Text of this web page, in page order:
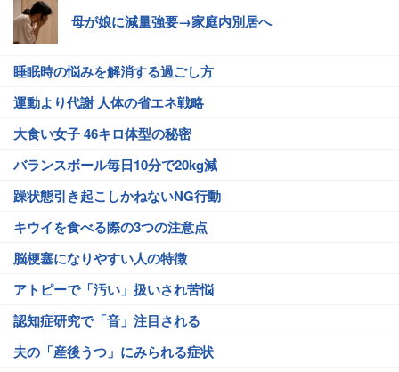
母が娘に減量強要→家庭内別居へ
睡眠時の悩みを解消する過ごし方
運動より代謝 人体の省エネ戦略
大食い女子 46キロ体型の秘密
バランスボール毎日10分で20kg減
躁状態引き起こしかねないNG行動
キウイを食べる際の3つの注意点
脳梗塞になりやすい人の特徴
アトピーで「汚い」扱いされ苦悩
認知症研究で「音」注目される
夫の「産後うつ」にみられる症状